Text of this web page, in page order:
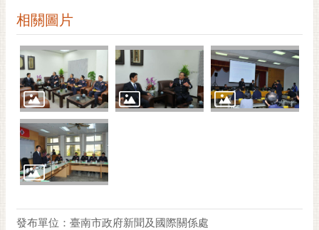
相關圖片
發布單位：臺南市政府新聞及國際關係處